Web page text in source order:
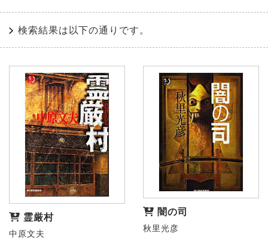
検索結果は以下の通りです。
霊厳村
中原文夫
闇の司
秋里光彦